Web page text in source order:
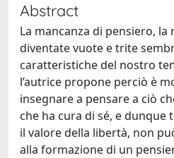
Abstract
La mancanza di pensiero,
diventate vuote e trite
caratteristiche del nostro
l’autrice propone perciò è
insegnare a pensare a ciò
che ha cura di sé, e dunque
il valore della libertà, non
alla formazione di un